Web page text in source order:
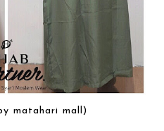
matahari mall)